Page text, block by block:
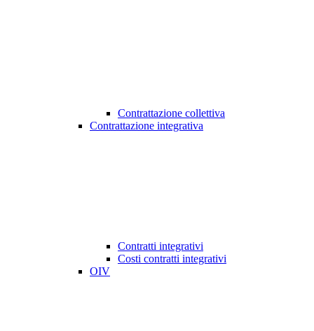
Contrattazione collettiva
Contrattazione integrativa
Contratti integrativi
Costi contratti integrativi
OIV